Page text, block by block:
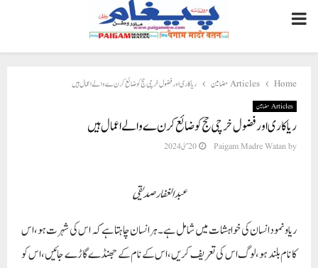
PRIMARY
MENU
Home Articles مضامین ریاکاری اور فضول خرچی حج کو ضائع کرن ے والے اعمال ہیں
Articles مضامین
ریاکاری اور فضول خرچی حج کو ضائع کرن ے والے اعمال ہیں
by
Paigam Madre Watan 20 مئی 2024
عبدالغفارصدیقی
ریا و نمود انسان کی خواہشات میں شامل ہے ۔ہرانسان چاہتا ہے کہ اس کی شہرت ہو،اس
کا نام بلند ہو،لوگ اس کی تعریف کریں،اس کے نام کے جھنڈے گاڑے جائیں ،اس کو